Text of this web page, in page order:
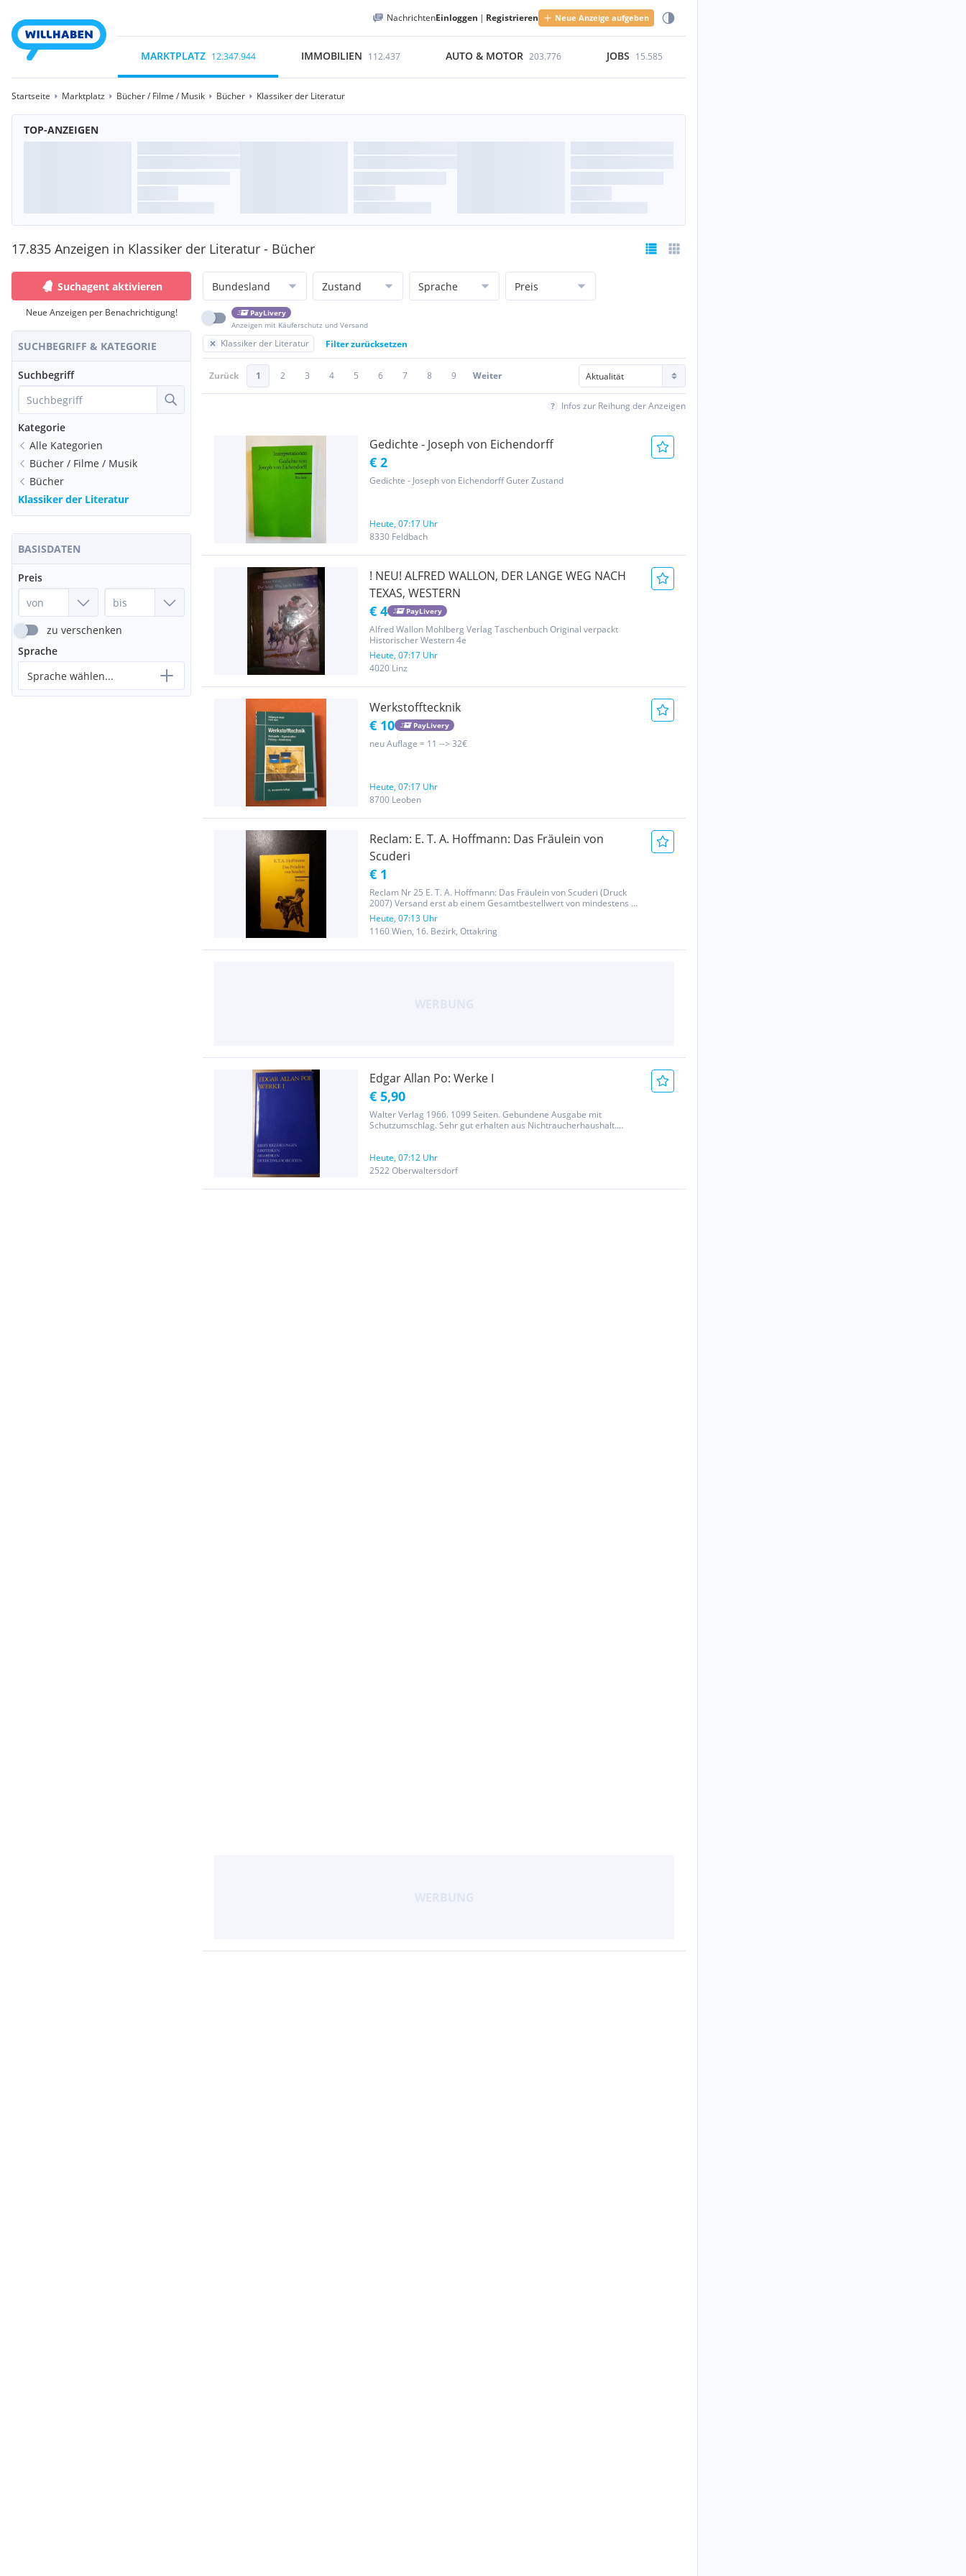
NachrichtenEinloggen | Registrieren Neue Anzeige aufgeben
MARKTPLATZ 12.347.944 IMMOBILIEN 112.437 AUTO & MOTOR 203.776 JOBS 15.585
Startseite Marktplatz Bücher / Filme / Musik Bücher Klassiker der Literatur
TOP-ANZEIGEN
17.835 Anzeigen in Klassiker der Literatur - Bücher
Suchagent aktivieren
Neue Anzeigen per Benachrichtigung!
SUCHBEGRIFF & KATEGORIE
Suchbegriff
Kategorie
Alle Kategorien
Bücher / Filme / Musik
Bücher
Klassiker der Literatur
BASISDATEN
Preis
zu verschenken
Sprache
Sprache wählen...
Bundesland Zustand Sprache Preis
PayLivery
Anzeigen mit Käuferschutz und Versand
Klassiker der Literatur Filter zurücksetzen
Zurück 1 2 3 4 5 6 7 8 9 Weiter
Infos zur Reihung der Anzeigen
Gedichte - Joseph von Eichendorff
€ 2
Gedichte - Joseph von Eichendorff Guter Zustand
Heute, 07:17 Uhr
8330 Feldbach
! NEU! ALFRED WALLON, DER LANGE WEG NACH
TEXAS, WESTERN
€ 4 PayLivery
Alfred Wallon Mohlberg Verlag Taschenbuch Original verpackt
Historischer Western 4e
Heute, 07:17 Uhr
4020 Linz
Werkstofftecknik
€ 10 PayLivery
neu Auflage = 11 --> 32€
Heute, 07:17 Uhr
8700 Leoben
Reclam: E. T. A. Hoffmann: Das Fräulein von
Scuderi
€ 1
Reclam Nr 25 E. T. A. Hoffmann: Das Fräulein von Scuderi (Druck
2007) Versand erst ab einem Gesamtbestellwert von mindestens €
6,00 und nur auf Anfrage und gegen Übernahme der
Versandkosten durch den Empfänger möglich. Bitte beachte auch
meine anderen...
Heute, 07:13 Uhr
1160 Wien, 16. Bezirk, Ottakring
Edgar Allan Po: Werke I
€ 5,90
Walter Verlag 1966. 1099 Seiten. Gebundene Ausgabe mit
Schutzumschlag. Sehr gut erhalten aus Nichtraucherhaushalt.
Heute, 07:12 Uhr
2522 Oberwaltersdorf